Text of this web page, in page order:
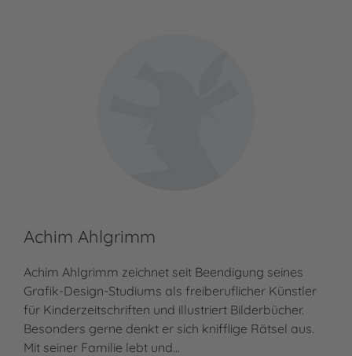
Achim Ahlgrimm
Achim Ahlgrimm zeichnet seit Beendigung seines
Grafik-Design-Studiums als freiberuflicher Künstler
für Kinderzeitschriften und illustriert Bilderbücher.
Besonders gerne denkt er sich knifflige Rätsel aus.
Mit seiner Familie lebt und…